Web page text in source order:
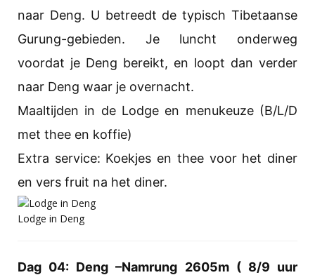
naar Deng. U betreedt de typisch Tibetaanse
Gurung-gebieden. Je luncht onderweg
voordat je Deng bereikt, en loopt dan verder
naar Deng waar je overnacht.
Maaltijden in de Lodge en menukeuze (B/L/D
met thee en koffie)
Extra service: Koekjes en thee voor het diner
en vers fruit na het diner.
Lodge in Deng
Dag 04: Deng –Namrung 2605m ( 8/9 uur